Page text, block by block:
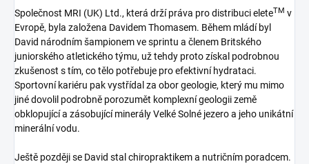
Společnost MRI (UK) Ltd., která drží práva pro distribuci eleteTM v
Evropě, byla založena Davidem Thomasem. Během mládí byl
David národním šampionem ve sprintu a členem Britského
juniorského atletického týmu, už tehdy proto získal podrobnou
zkušenost s tím, co tělo potřebuje pro efektivní hydrataci.
Sportovní kariéru pak vystřídal za obor geologie, který mu mimo
jiné dovolil podrobně porozumět komplexní geologii země
obklopující a zásobující minerály Velké Solné jezero a jeho unikátní
minerální vodu.
Ještě později se David stal chiropraktikem a nutričním poradcem.